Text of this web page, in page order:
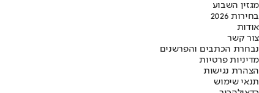
מגזין השבוע
בחירות 2026
אודות
צור קשר
נבחרת הכתבים והפרשנים
מדיניות פרטיות
הצהרת נגישות
תנאי שימוש